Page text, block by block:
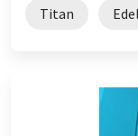
Titan